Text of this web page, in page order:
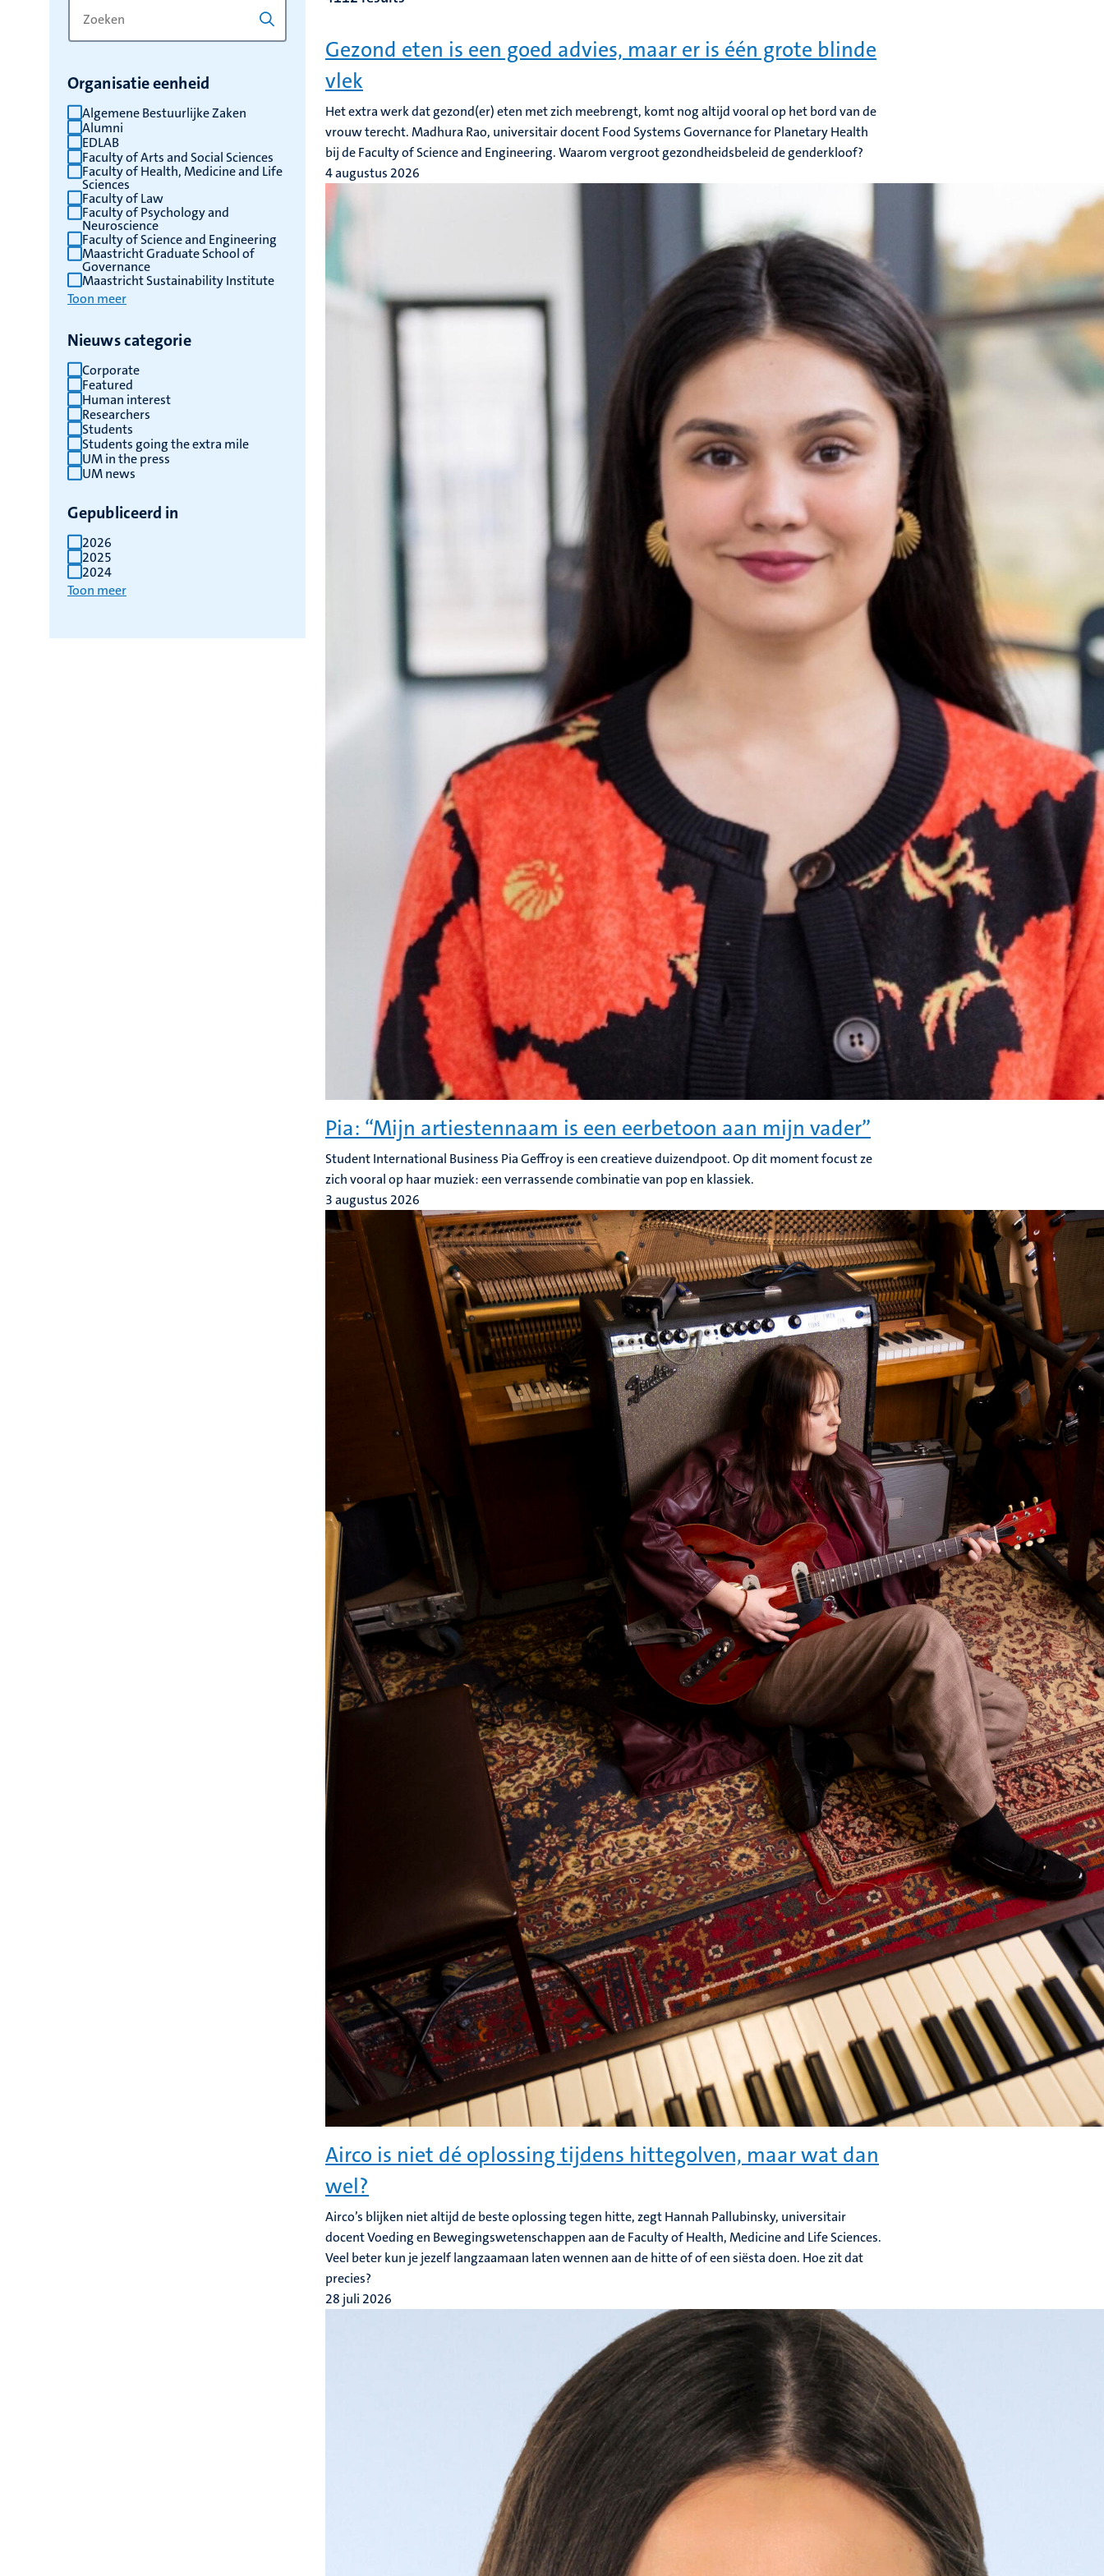
trefwoord
trefwoord
resultaten
vernieuwen
Organisatie eenheid
Algemene Bestuurlijke Zaken
Alumni
EDLAB
Faculty of Arts and Social Sciences
Faculty of Health, Medicine and Life
Sciences
Faculty of Law
Faculty of Psychology and
Neuroscience
Faculty of Science and Engineering
Maastricht Graduate School of
Governance
Maastricht Sustainability Institute
Toon meer
Nieuws categorie
Corporate
Featured
Human interest
Researchers
Students
Students going the extra mile
UM in the press
UM news
Gepubliceerd in
2026
2025
2024
Toon meer
Gezond eten is een goed advies, maar er is één grote blinde
vlek
Het extra werk dat gezond(er) eten met zich meebrengt, komt nog altijd vooral op het bord van de
vrouw terecht. Madhura Rao, universitair docent Food Systems Governance for Planetary Health
bij de Faculty of Science and Engineering. Waarom vergroot gezondheidsbeleid de genderkloof?
4 augustus 2026
Pia: “Mijn artiestennaam is een eerbetoon aan mijn vader”
Student International Business Pia Geffroy is een creatieve duizendpoot. Op dit moment focust ze
zich vooral op haar muziek: een verrassende combinatie van pop en klassiek.
3 augustus 2026
Airco is niet dé oplossing tijdens hittegolven, maar wat dan
wel?
Airco’s blijken niet altijd de beste oplossing tegen hitte, zegt Hannah Pallubinsky, universitair
docent Voeding en Bewegingswetenschappen aan de Faculty of Health, Medicine and Life Sciences.
Veel beter kun je jezelf langzaamaan laten wennen aan de hitte of of een siësta doen. Hoe zit dat
precies?
28 juli 2026